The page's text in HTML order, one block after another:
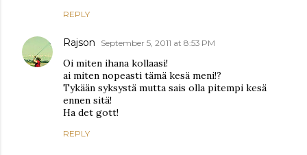
REPLY
Rajson September 5, 2011 at 8:53 PM
Oi miten ihana kollaasi!
ai miten nopeasti tämä kesä meni!?
Tykään syksystä mutta sais olla pitempi kesä
ennen sitä!
Ha det gott!
REPLY